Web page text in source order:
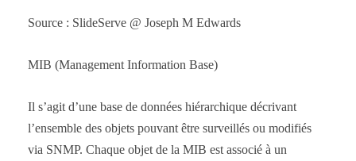
Source : SlideServe @ Joseph M Edwards
MIB (Management Information Base)
Il s’agit d’une base de données hiérarchique décrivant
l’ensemble des objets pouvant être surveillés ou modifiés
via SNMP. Chaque objet de la MIB est associé à un